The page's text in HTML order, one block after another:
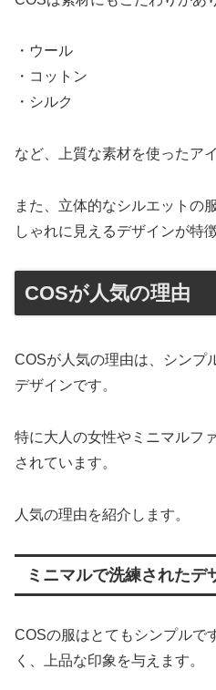
・ウール
・コットン
・シルク
など、上質な素材を使ったア
また、立体的なシルエットの
しゃれに見えるデザインが特
COSが人気の理由
COSが人気の理由は、シンプ
デザインです。
特に大人の女性やミニマルフ
されています。
人気の理由を紹介します。
ミニマルで洗練されたデ
COSの服はとてもシンプルで
く、上品な印象を与えます。